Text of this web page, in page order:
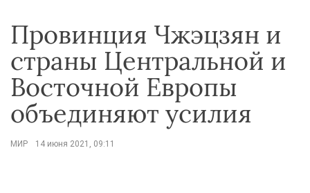
Провинция Чжэцзян и
страны Центральной и
Восточной Европы
объединяют усилия
МИР 14 июня 2021, 09:11